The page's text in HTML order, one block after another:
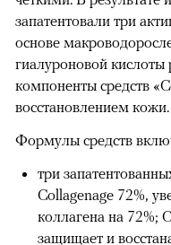
запатентовали три
основе
гиалуроновой кислоты
компоненты средств
восстановлением кожи.
Формулы средств
три
Collagenage 72%,
коллагена на 72%;
защищает и